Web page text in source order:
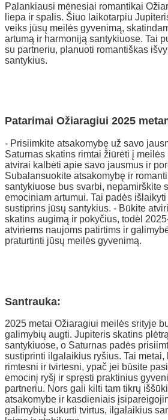
Palankiausi mėnesiai romantikai
liepa ir spalis. Šiuo laikotarpiu
veiks jūsų meilės gyvenimą,
artumą ir harmoniją santykiuose. Tai
su partneriu, planuoti romantiškas
santykius.
Patarimai Ožiaragiui 2025
- Prisiimkite atsakomybę už savo
Saturnas skatins rimtai žiūrėti į
atvirai kalbėti apie savo jausmus ir
Subalansuokite atsakomybę ir
santykiuose bus svarbi, nepamirškite
emociniam artumui. Tai padės
sustiprins jūsų santykius. - Būkite
skatins augimą ir pokyčius, todėl
atviriems naujoms patirtims ir
praturtinti jūsų meilės gyvenimą.
Santrauka:
2025 metai Ožiaragiui meilės srityje
galimybių augti. Jupiteris skatins
santykiuose, o Saturnas padės
sustiprinti ilgalaikius ryšius. Tai metai,
rimtesni ir tvirtesni, ypač jei būsite
emocinį ryšį ir spręsti praktinius
partneriu. Nors gali kilti tam tikrų
atsakomybe ir kasdieniais
galimybių sukurti tvirtus, ilgalaikius